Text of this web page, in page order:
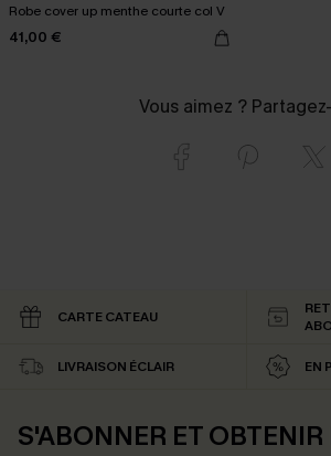
Robe cover up menthe courte col V
41,00 €
Vous aimez ?
CARTE CATEAU
LIVRAISON ÉCLAIR EN
S'ABONNER ET OBTENIR